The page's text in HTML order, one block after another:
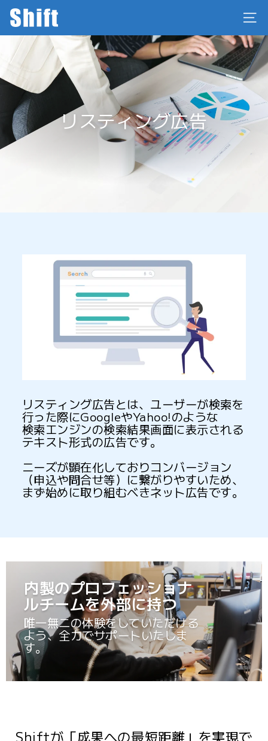
テ
ス
株
式
会
社
S
h
i
f
t
サイ
リスティング広告
リスティング広告とは、ユーザーが検索を
行った際にGoogleやYahoo!のような
検索エンジンの検索結果画面に表示される
テキスト形式の広告です。
ニーズが顕在化しておりコンバージョン
（申込や問合せ等）に繋がりやすいため、
まず始めに取り組むべきネット広告です。
内製のプロフェッショナ
ルチームを外部に持つ
唯一無二の体験をしていただける
よう、全力でサポートいたしま
す。
Shiftが「成果への最短距離」を実現で